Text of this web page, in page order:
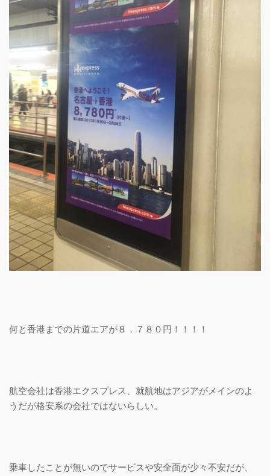
何と香港までの片道エアが８．７８０円！！！！
航空会社は香港エクスプレス、就航地はアジアがメインのよ
うだが格安系の会社ではないらしい。
乗車したことが無いのでサービスや安全面が少々不安だが、